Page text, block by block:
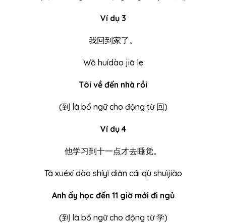
Ví dụ 3
我回到家了。
Wǒ huídào jiā le
Tôi về đến nhà rồi
(到 là bổ ngữ cho động từ 回)
Ví dụ 4
他学习到十一点才去睡觉。
Tā xuéxí dào shíyī diǎn cái qù shuìjiào
Anh ấy học đến 11 giờ mới đi ngủ
(到 là bổ ngữ cho động từ 学)